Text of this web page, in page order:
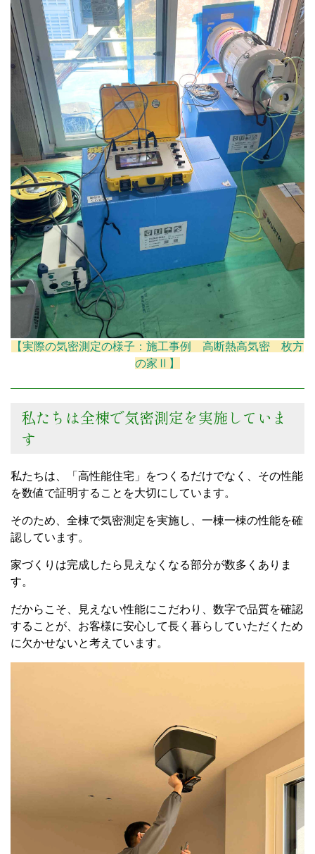
【実際の気密測定の様子：施工事例 高断熱高気密 枚方
の家Ⅱ】
私たちは全棟で気密測定を実施していま
す
私たちは、「高性能住宅」をつくるだけでなく、その性能
を数値で証明することを大切にしています。
そのため、全棟で気密測定を実施し、一棟一棟の性能を確
認しています。
家づくりは完成したら見えなくなる部分が数多くありま
す。
だからこそ、見えない性能にこだわり、数字で品質を確認
することが、お客様に安心して長く暮らしていただくため
に欠かせないと考えています。